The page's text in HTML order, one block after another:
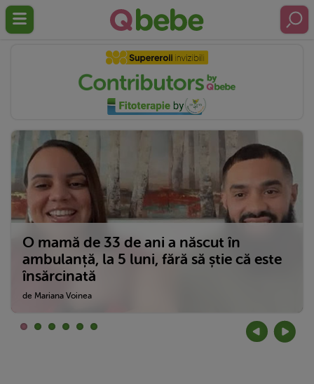
O mamă de 33 de ani a născut în
ambulanță, la 5 luni, fără să știe că este
însărcinată
de Mariana Voinea